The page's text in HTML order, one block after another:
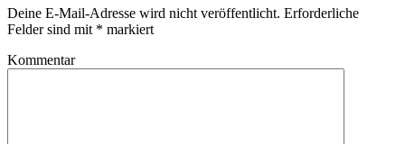
Deine E-Mail-Adresse wird nicht veröffentlicht. Erforderliche
Felder sind mit * markiert
Kommentar